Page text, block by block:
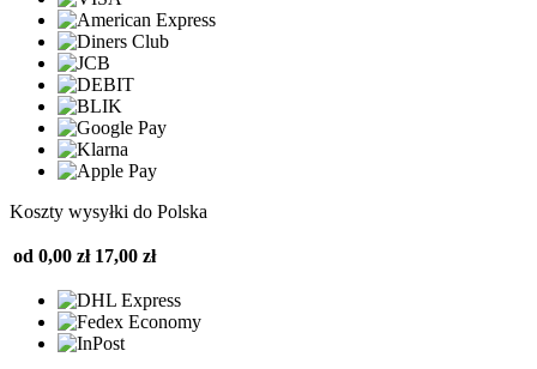
Koszty wysyłki do Polska
od 0,00 zł 17,00 zł